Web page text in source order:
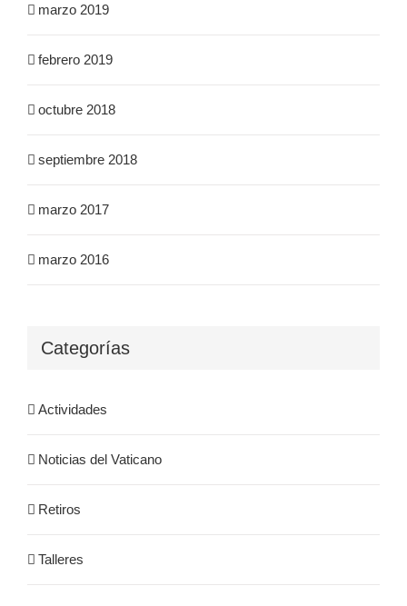
marzo 2019
febrero 2019
octubre 2018
septiembre 2018
marzo 2017
marzo 2016
Categorías
Actividades
Noticias del Vaticano
Retiros
Talleres